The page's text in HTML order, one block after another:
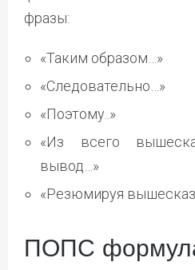
фразы:
«Таким образом…»
«Следовательно…»
«Поэтому..»
«Из всего
вывод…»
«Резюмируя
ПОПС